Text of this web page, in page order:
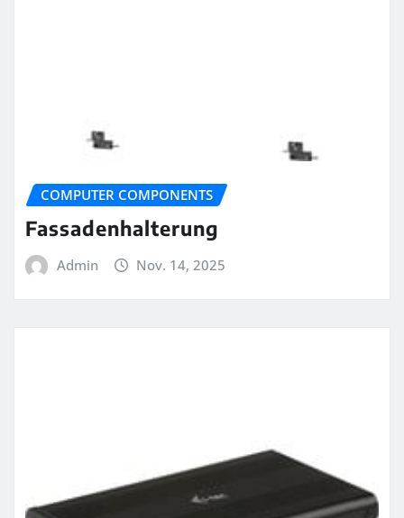
COMPUTER COMPONENTS
Fassadenhalterung
Admin Nov. 14, 2025